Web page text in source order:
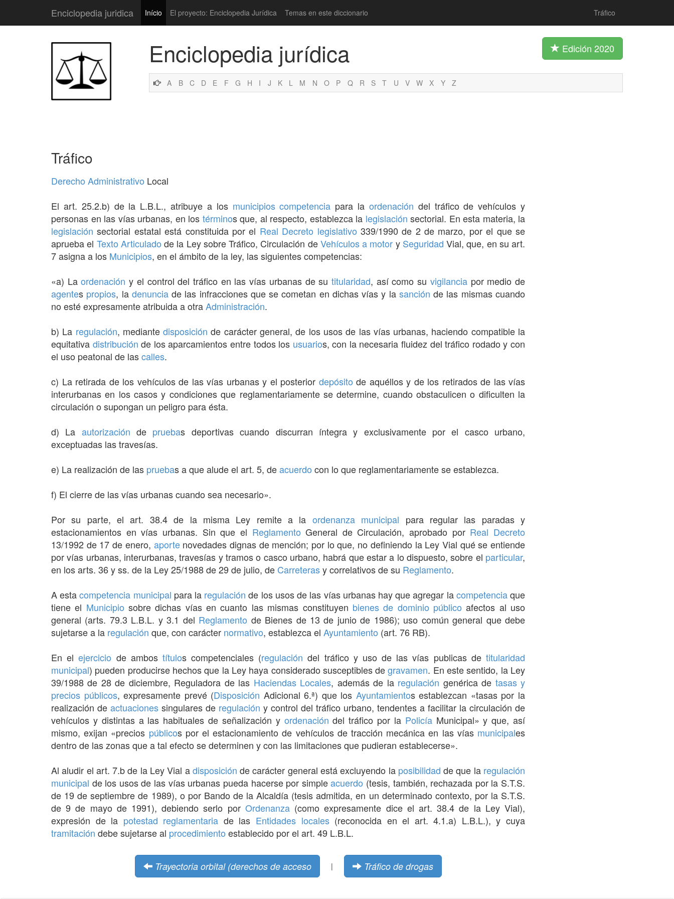
Enciclopedia juridica Início El proyecto: Enciclopedia Jurídica Temas en este diccionario Tráfico
Enciclopedia jurídica Edición 2020
A B C D E F G H I J K L M N O P Q R S T U V W X Y Z
Tráfico
Derecho Administrativo Local
El art. 25.2.b) de la L.B.L., atribuye a los municipios competencia para la ordenación del tráfico de vehículos y
personas en las vías urbanas, en los términos que, al respecto, establezca la legislación sectorial. En esta materia, la
legislación sectorial estatal está constituida por el Real Decreto legislativo 339/1990 de 2 de marzo, por el que se
aprueba el Texto Articulado de la Ley sobre Tráfico, Circulación deVehículos a motor y Seguridad Vial, que, en su art.
7 asigna a los Municipios, en el ámbito de la ley, las siguientes competencias:
«a) Laordenación y el control del tráfico en las vías urbanas de sutitularidad, así como su vigilanciapor medio de
agentes propios, la denunciade las infracciones que se cometan en dichas vías y la sanción de las mismas cuando
no esté expresamente atribuida a otraAdministración.
b) La regulación, mediantedisposición de carácter general, de los usos de las vías urbanas, haciendo compatible la
equitativa distribución de los aparcamientos entre todos los usuarios, con la necesaria fluidez del tráfico rodado y con
el uso peatonal de lascalles.
c) La retirada de los vehículos de las vías urbanas y el posterior depósito de aquéllos y de los retirados de las vías
interurbanas en los casos y condiciones que reglamentariamente se determine, cuando obstaculicen o dificulten la
circulación o supongan un peligro para ésta.
d) La autorización de pruebas deportivas cuando discurran íntegra y exclusivamente por el casco urbano,
exceptuadas las travesías.
e) La realización de las pruebas a que alude el art. 5, deacuerdo con lo que reglamentariamente se establezca.
f) El cierre de las vías urbanas cuando sea necesario».
Por su parte, el art. 38.4 de la misma Ley remite a la ordenanza municipal para regular las paradas y
estacionamientos en vías urbanas. Sin que el Reglamento General de Circulación, aprobado por Real Decreto
13/1992 de 17 de enero, aportenovedades dignas de mención; por lo que, no definiendo la Ley Vial qué se entiende
por vías urbanas, interurbanas, travesías y tramos o casco urbano, habrá que estar a lo dispuesto, sobre el particular,
en los arts. 36 y ss. de la Ley 25/1988 de 29 de julio, de Carreterasy correlativos de su Reglamento.
A estacompetencia municipal para la regulación de los usos de las vías urbanas hay que agregar lacompetenciaque
tiene el Municipio sobre dichas vías en cuanto las mismas constituyen bienes de dominio público afectos al uso
general (arts. 79.3 L.B.L. y 3.1 del Reglamento de Bienes de 13 de junio de 1986); uso común general que debe
sujetarse a la regulación que, con carácter normativo, establezca el Ayuntamiento (art. 76 RB).
En elejercicio de ambos títulos competenciales (regulación del tráfico y uso de las vías publicas detitularidad
municipal) pueden producirse hechos que la Ley haya considerado susceptibles degravamen. En este sentido, la Ley
39/1988 de 28 de diciembre, Reguladora de las Haciendas Locales, además de la regulación genérica de tasas y
precios públicos, expresamente prevé (Disposición Adicional 6.ª) que los Ayuntamientos establezcan «tasas por la
realización de actuaciones singulares de regulación y control del tráfico urbano, tendentes a facilitar la circulación de
vehículos y distintas a las habituales de señalización y ordenación del tráfico por la PolicíaMunicipal» y que, así
mismo, exijan «precios públicos por el estacionamiento de vehículos de tracción mecánica en las vías municipales
dentro de las zonas que a tal efecto se determinen y con las limitaciones que pudieran establecerse».
Al aludir el art. 7.b de la Ley Vial adisposición de carácter general está excluyendo la posibilidad de que la regulación
municipal de los usos de las vías urbanas pueda hacerse por simpleacuerdo (tesis, también, rechazada por la S.T.S.
de 19 de septiembre de 1989), o por Bando de la Alcaldía (tesis admitida, en un determinado contexto, por la S.T.S.
de 9 de mayo de 1991), debiendo serlo por Ordenanza(como expresamente dice el art. 38.4 de la Ley Vial),
expresión de la potestad reglamentaria de las Entidades locales(reconocida en el art. 4.1.a) L.B.L.), y cuya
tramitación debe sujetarse al procedimiento establecido por el art. 49 L.B.L.
Trayectoria orbital (derechos de acceso | Tráfico de drogas